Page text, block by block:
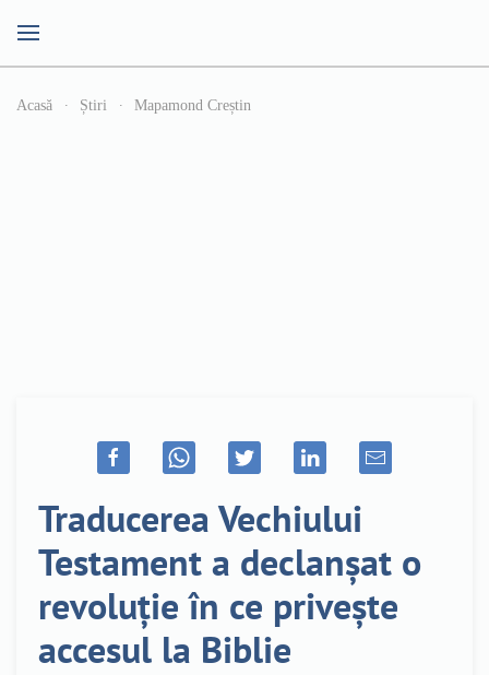
Acasă Știri Mapamond Creștin
Traducerea Vechiului
Testament a declanșat o
revoluție în ce privește
accesul la Biblie